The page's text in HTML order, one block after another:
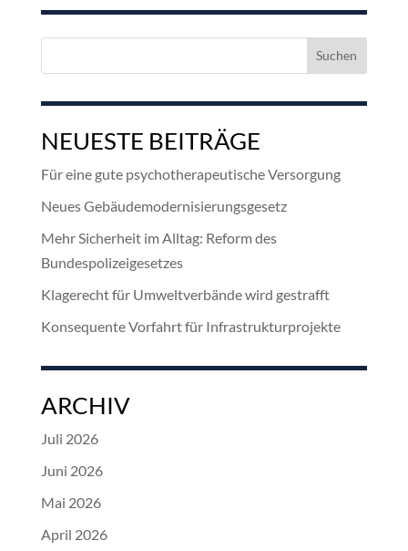
Suchen
NEUESTE BEITRÄGE
Für eine gute psychotherapeutische Versorgung
Neues Gebäudemodernisierungsgesetz
Mehr Sicherheit im Alltag: Reform des
Bundespolizeigesetzes
Klagerecht für Umweltverbände wird gestrafft
Konsequente Vorfahrt für Infrastrukturprojekte
ARCHIV
Juli 2026
Juni 2026
Mai 2026
April 2026